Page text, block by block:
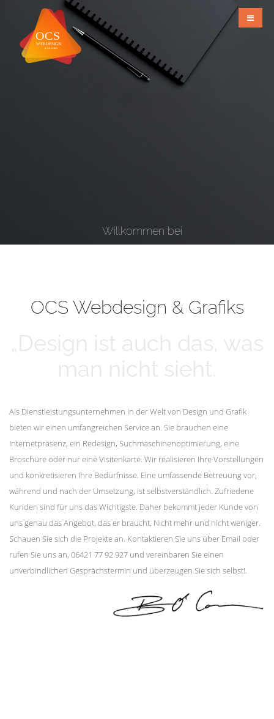
Willkommen bei
OCS Webdesign & Grafiks
Als Dienstleistungsunternehmen in der Welt von Design und Grafik
bieten wir einen umfangreichen Service an. Sie brauchen eine
Internetpräsenz, ein Redesign, Suchmaschinenoptimierung, eine
Broschüre oder nur eine Visitenkarte. Wir realisieren Ihre Vorstellungen
und konkretisieren Ihre Bedürfnisse. Eine umfassende Betreuung vor,
während und nach der Umsetzung, ist selbstverständlich. Zufriedene
Kunden sind für uns das Wichtigste. Daher bekommt jeder Kunde von
uns genau das Angebot, das er braucht. Nicht mehr und nicht weniger.
Schauen Sie sich die Projekte an. Kontaktieren Sie uns über Email oder
rufen Sie uns an, 06421 77 92 927 und vereinbaren Sie einen
unverbindlichen Gesprächstermin und überzeugen Sie sich selbst!.